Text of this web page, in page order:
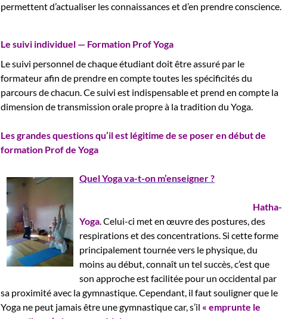
permettent d’actualiser les connaissances et d’en prendre conscience.
Le suivi individuel — Formation Prof Yoga
Le suivi personnel de chaque étudiant doit être assuré par le
formateur afin de prendre en compte toutes les spécificités du
parcours de chacun. Ce suivi est indispensable et prend en compte la
dimension de transmission orale propre à la tradition du Yoga.
Les grandes questions qu’il est légitime de se poser en début de
formation Prof de Yoga
Quel Yoga va-t-on m’enseigner ?
Hatha-
Yoga. Celui-ci met en œuvre des postures, des
respirations et des concentrations. Si cette forme
principalement tournée vers le physique, du
moins au début, connaît un tel succès, c’est que
son approche est facilitée pour un occidental par
sa proximité avec la gymnastique. Cependant, il faut souligner que le
Yoga ne peut jamais être une gymnastique car, s’il « emprunte le